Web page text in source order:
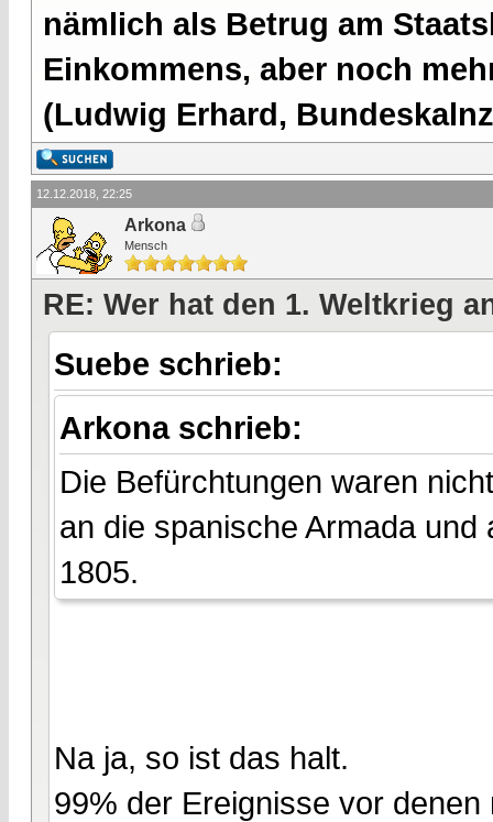
nämlich als Betrug am
Einkommens, aber noch
(Ludwig Erhard,
12.12.2018, 22:25
Arkona
Mensch
RE: Wer hat den 1. Weltkrieg
Suebe schrieb:
Arkona schrieb:
Die Befürchtungen waren
an die spanische Armada
1805.
Na ja, so ist das halt.
99% der Ereignisse vor